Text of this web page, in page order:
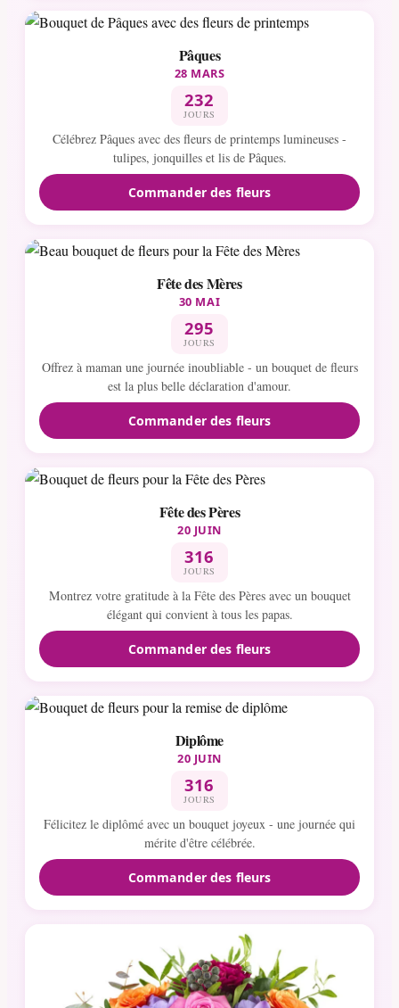
Pâques
28 MARS
232
JOURS
Célébrez Pâques avec des fleurs de printemps lumineuses -
tulipes, jonquilles et lis de Pâques.
Commander des fleurs
Fête des Mères
30 MAI
295
JOURS
Offrez à maman une journée inoubliable - un bouquet de fleurs
est la plus belle déclaration d'amour.
Commander des fleurs
Fête des Pères
20 JUIN
316
JOURS
Montrez votre gratitude à la Fête des Pères avec un bouquet
élégant qui convient à tous les papas.
Commander des fleurs
Diplôme
20 JUIN
316
JOURS
Félicitez le diplômé avec un bouquet joyeux - une journée qui
mérite d'être célébrée.
Commander des fleurs